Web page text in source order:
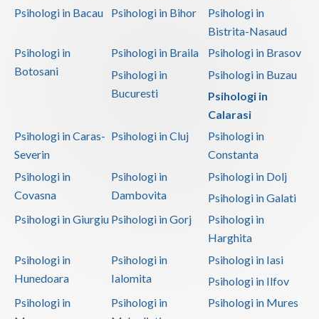
Psihoterapie - Interventie psihoterapeutica in ... (1)
Psihoterapie - Interventie psihoterapeutica in ... (1)
Psihoterapie - Interventie psihoterapeutica in ... (2)
Psihoterapie - Interventie psihoterapeutica in ... (1)
Psihoterapie - Interventie psihoterapeutica in ... (2)
Psihoterapie - Interventie psihoterapeutica in ... (2)
Psihoterapie - Interventie psihoterapeutica in ... (3)
Psihoterapie - Interventie psihoterapeutica in ... (1)
Psihoterapie - Interventie psihoterapeutica in ... (1)
Psihoterapie - Interventie psihoterapeutica in ... (1)
Psihoterapie suportiva (4)
Psihologi in Bacau
Psihologi in Bihor
Psihologi in
Bistrita-Nasaud
Psihologi in
Botosani
Psihologi in Braila
Psihologi in Brasov
Psihologi in
Bucuresti
Psihologi in Buzau
Psihologi in
Calarasi
Psihologi in Caras-
Severin
Psihologi in Cluj
Psihologi in
Constanta
Psihologi in
Covasna
Psihologi in
Dambovita
Psihologi in Dolj
Psihologi in Galati
Psihologi in Giurgiu Psihologi in Gorj
Psihologi in
Harghita
Psihologi in
Hunedoara
Psihologi in
Ialomita
Psihologi in Iasi
Psihologi in Ilfov
Psihologi in
Psihologi in
Psihologi in Mures